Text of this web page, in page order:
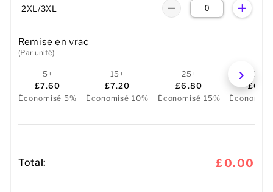
2XL/3XL
Remise en vrac
(Par unité)
5+
£7.60
Économisé 5%
15+
£7.20
Économisé 10%
25+
£6.80
Économisé 15%
50+
Total: £0.00